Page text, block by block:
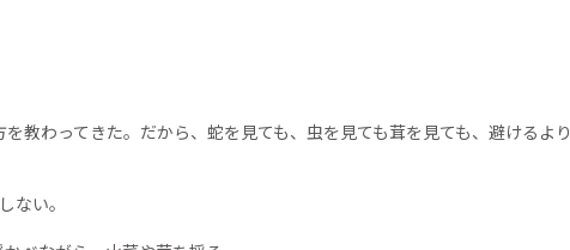
教わってきた。だから、蛇を見ても、虫を見ても茸を見ても、避けるより
ない。